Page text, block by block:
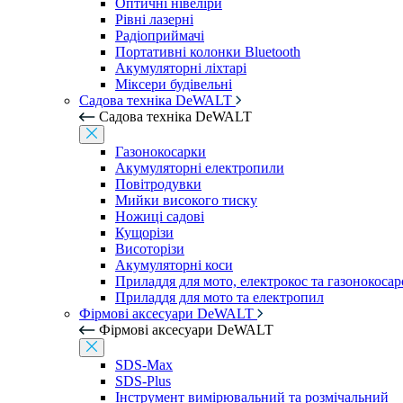
Оптичні нівеліри
Рівні лазерні
Радіоприймачі
Портативні колонки Bluetooth
Акумуляторні ліхтарі
Міксери будівельні
Садова техніка DeWALT
Садова техніка DeWALT
Газонокосарки
Акумуляторні електропили
Повітродувки
Мийки високого тиску
Ножиці садові
Кущорізи
Висоторізи
Акумуляторні коси
Приладдя для мото, електрокос та
Приладдя для мото та електропил
Фірмові аксесуари DeWALT
Фірмові аксесуари DeWALT
SDS-Max
SDS-Plus
Інструмент вимірювальний та розмічальний